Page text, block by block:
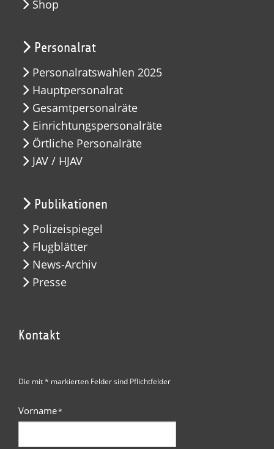
Shop
Personalrat
Personalratswahlen 2025
Hauptpersonalrat
Gesamtpersonalräte
Einrichtungspersonalräte
Örtliche Personalräte
JAV / HJAV
Publikationen
Polizeispiegel
Flugblätter
News-Archiv
Presse
Kontakt
Die mit * markierten Felder sind Pflichtfelder
Vorname*